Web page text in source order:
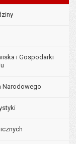
i Gospodarki
Narodowego